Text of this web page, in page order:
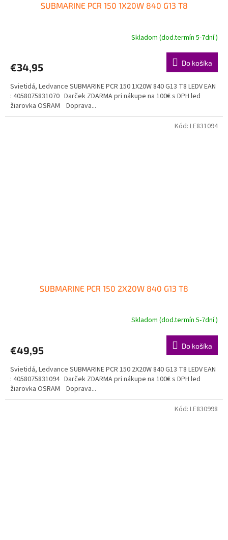
SUBMARINE PCR 150 1X20W 840 G13 T8
Skladom (dod.termín 5-7dní )
€34,95 Do košíka
Svietidá, Ledvance SUBMARINE PCR 150 1X20W 840 G13 T8 LEDV EAN
: 4058075831070 Darček ZDARMA pri nákupe na 100€ s DPH led
žiarovka OSRAM Doprava...
SUBMARINE PCR 150 2X20W 840 G13 T8
Skladom (dod.termín 5-7dní )
€49,95 Do košíka
Svietidá, Ledvance SUBMARINE PCR 150 2X20W 840 G13 T8 LEDV EAN
: 4058075831094 Darček ZDARMA pri nákupe na 100€ s DPH led
žiarovka OSRAM Doprava...
Kód: LE831094
Kód: LE830998